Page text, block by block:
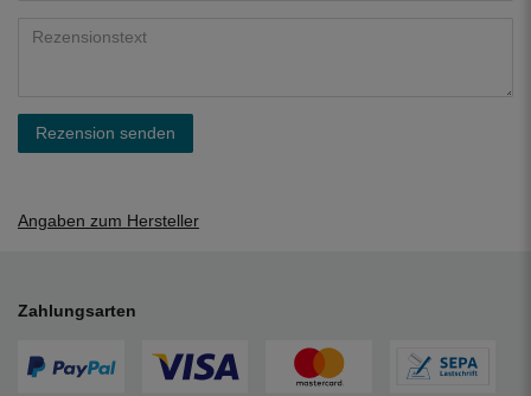
Rezension senden
Angaben zum Hersteller
Zahlungsarten